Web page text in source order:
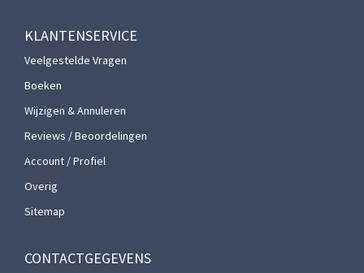
KLANTENSERVICE
Veelgestelde Vragen
Boeken
Wijzigen & Annuleren
Reviews / Beoordelingen
Account / Profiel
Overig
Sitemap
CONTACTGEGEVENS